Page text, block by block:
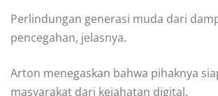
Perlindungan generasi muda dari
pencegahan, jelasnya.
Arton menegaskan bahwa pihaknya
masyarakat dari kejahatan digital.